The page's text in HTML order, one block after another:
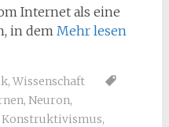
Internet als eine
in dem Mehr lesen
, Wissenschaft
, Neuron,
Konstruktivismus,